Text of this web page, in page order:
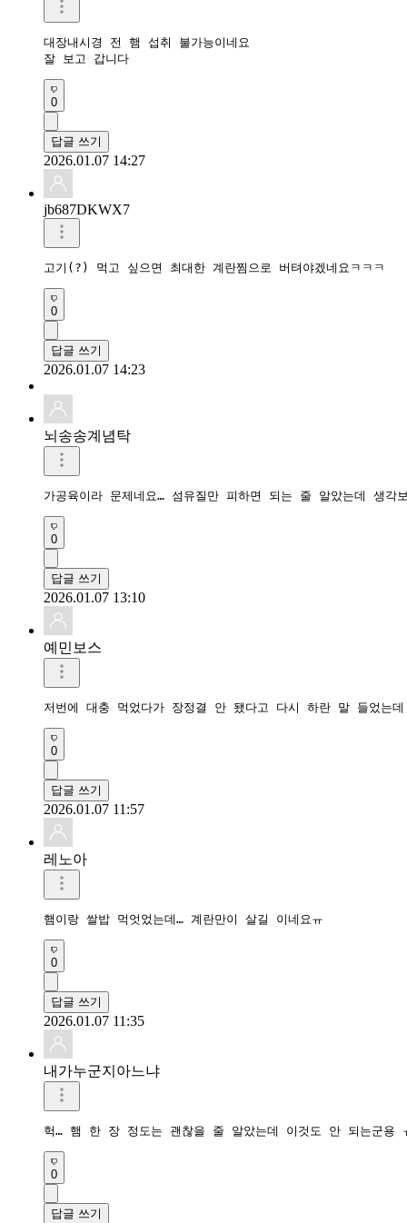
대장내시경 전 햄 섭취 불가능이네요
잘 보고 갑니다
0
답글 쓰기
2026.01.07 14:27
jb687DKWX7
0
답글 쓰기
2026.01.07 14:23
뇌송송계념탁
가공육이라 문제네요… 섬유질만 피하면 되는 줄 알았는데 생각
0
답글 쓰기
2026.01.07 13:10
예민보스
저번에 대충 먹었다가 장정결 안 됐다고 다시 하란 말 들었는
0
답글 쓰기
2026.01.07 11:57
레노아
햄이랑 쌀밥 먹엇었는데… 계란만이 살길 이네요ㅠ
0
답글 쓰기
2026.01.07 11:35
내가누군지아느냐
0
답글 쓰기